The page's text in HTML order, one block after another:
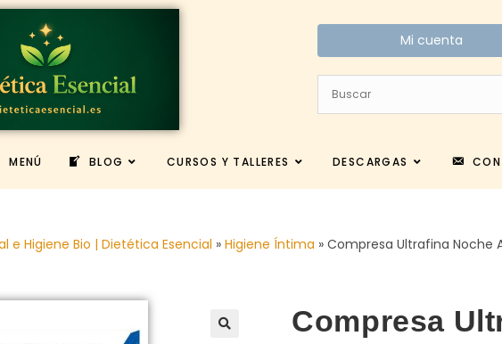
Mi cuenta
MENÚ BLOG CURSOS Y TALLERES DESCARGAS
e Higiene Bio | Dietética Esencial » Higiene Íntima » Compresa Ultrafina Noche
Compresa